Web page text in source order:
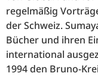
regelmäßig
der Schweiz.
Bücher und ihren
international
1994 den Bruno-